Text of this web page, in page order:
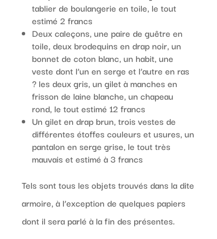
tablier de boulangerie en toile, le tout
estimé 2 francs
Deux caleçons, une paire de guêtre en
toile, deux brodequins en drap noir, un
bonnet de coton blanc, un habit, une
veste dont l’un en serge et l’autre en ras
? les deux gris, un gilet à manches en
frisson de laine blanche, un chapeau
rond, le tout estimé 12 francs
Un gilet en drap brun, trois vestes de
différentes étoffes couleurs et usures, un
pantalon en serge grise, le tout très
mauvais et estimé à 3 francs
Tels sont tous les objets trouvés dans la dite
armoire, à l’exception de quelques papiers
dont il sera parlé à la fin des présentes.